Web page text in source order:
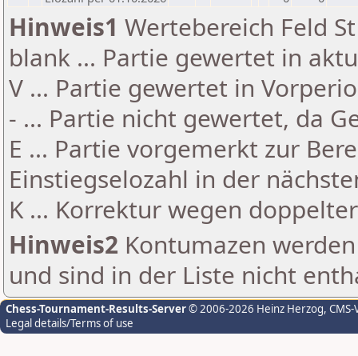
Hinweis1 Wertebereich Feld
blank ... Partie gewertet in
V ... Partie gewertet in
- ... Partie nicht gewertet, da
E ... Partie vorgemerkt zur
Einstiegselozahl in der
K ... Korrektur wegen
Hinweis2 Kontumazen
und sind in der Liste nicht
Chess-Tournament-Results-Server© 2006-2026 Heinz Herzog,
Legal details/Terms of use